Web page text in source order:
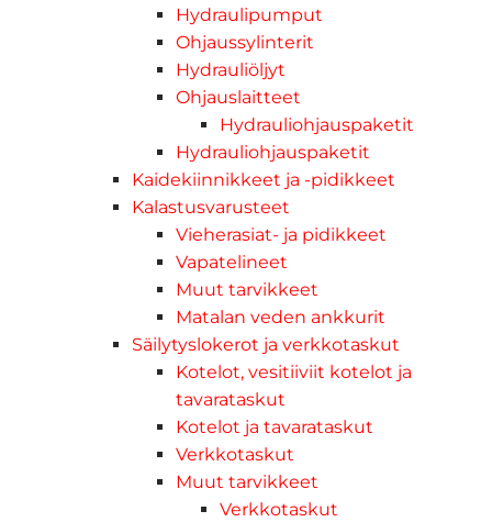
Hydraulipumput
Ohjaussylinterit
Hydrauliöljyt
Ohjauslaitteet
Hydrauliohjauspaketit
Hydrauliohjauspaketit
Kaidekiinnikkeet ja -pidikkeet
Kalastusvarusteet
Vieherasiat- ja pidikkeet
Vapatelineet
Muut tarvikkeet
Matalan veden ankkurit
Säilytyslokerot ja verkkotaskut
Kotelot, vesitiiviit kotelot ja
tavarataskut
Kotelot ja tavarataskut
Verkkotaskut
Muut tarvikkeet
Verkkotaskut